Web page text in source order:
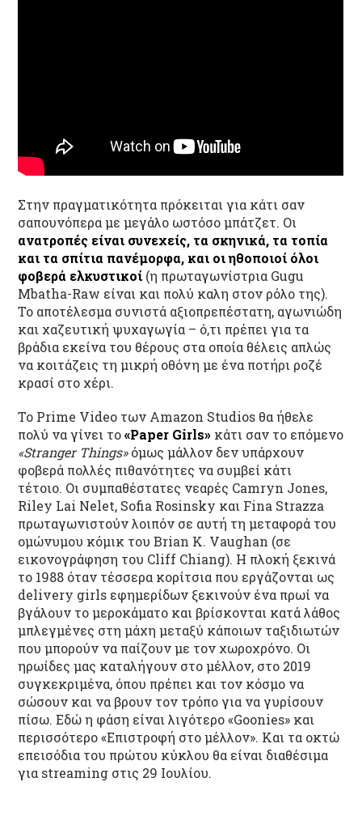
Στην πραγματικότητα πρόκειται για κάτι σαν
σαπουνόπερα με μεγάλο ωστόσο μπάτζετ. Οι
ανατροπές είναι συνεχείς, τα σκηνικά, τα τοπία
και τα σπίτια πανέμορφα, και οι ηθοποιοί όλοι
φοβερά ελκυστικοί (η πρωταγωνίστρια Gugu
Mbatha-Raw είναι και πολύ καλη στον ρόλο της).
Το αποτέλεσμα συνιστά αξιοπρεπέστατη, αγωνιώδη
και χαζευτική ψυχαγωγία – ό,τι πρέπει για τα
βράδια εκείνα του θέρους στα οποία θέλεις απλώς
να κοιτάζεις τη μικρή οθόνη με ένα ποτήρι ροζέ
κρασί στο χέρι.
Το Prime Video των Amazon Studios θα ήθελε
πολύ να γίνει το«Paper Girls» κάτι σαν το επόμενο
«Stranger Things»όμως μάλλον δεν υπάρχουν
φοβερά πολλές πιθανότητες να συμβεί κάτι
τέτοιο. Οι συμπαθέστατες νεαρές Camryn Jones,
Riley Lai Nelet, Sofia Rosinsky και Fina Strazza
πρωταγωνιστούν λοιπόν σε αυτή τη μεταφορά του
ομώνυμου κόμικ του Brian K. Vaughan (σε
εικονογράφηση του Cliff Chiang). Η πλοκή ξεκινά
το 1988 όταν τέσσερα κορίτσια που εργάζονται ως
delivery girls εφημερίδων ξεκινούν ένα πρωί να
βγάλουν το μεροκάματο και βρίσκονται κατά λάθος
μπλεγμένες στη μάχη μεταξύ κάποιων ταξιδιωτών
που μπορούν να παίζουν με τον χωροχρόνο. Οι
ηρωίδες μας καταλήγουν στο μέλλον, στο 2019
συγκεκριμένα, όπου πρέπει και τον κόσμο να
σώσουν και να βρουν τον τρόπο για να γυρίσουν
πίσω. Εδώ η φάση είναι λιγότερο «Goonies» και
περισσότερο «Επιστροφή στο μέλλον». Και τα οκτώ
επεισόδια του πρώτου κύκλου θα είναι διαθέσιμα
για streaming στις 29 Ιουλίου.